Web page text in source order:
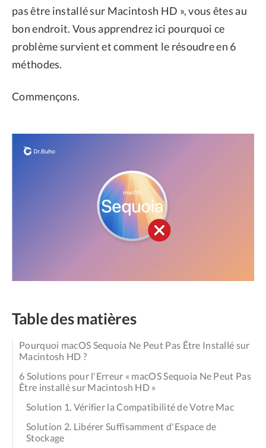
pas être installé sur Macintosh HD », vous êtes au
bon endroit. Vous apprendrez ici pourquoi ce
problème survient et comment le résoudre en 6
méthodes.
Commençons.
Table des matières
Pourquoi macOS Sequoia Ne Peut Pas Être Installé sur
Macintosh HD ?
6 Solutions pour l'Erreur « macOS Sequoia Ne Peut Pas
Être installé sur Macintosh HD »
Solution 1. Vérifier la Compatibilité de Votre Mac
Solution 2. Libérer Suffisamment d'Espace de
Stockage